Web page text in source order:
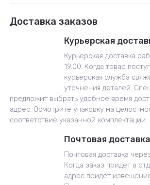
Доставка заказов
Курьерская
Курьерская доставка
19.00. Когда товар
курьерская служба
уточнения деталей.
предложит выбрать удобное время
адрес. Осмотрите упаковку на
соответствие указанной комплектации.
Почтовая доставка
Почтовая доставка
Когда заказ придет в
адрес придет